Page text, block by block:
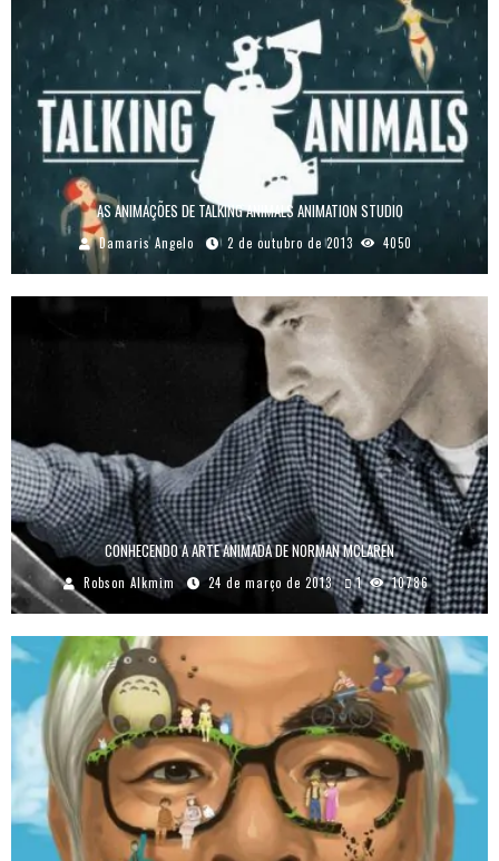
AS ANIMAÇÕES DE TALKING ANIMALS ANIMATION STUDIO
Damaris Angelo 2 de outubro de 2013 4050
CONHECENDO A ARTE ANIMADA DE NORMAN MCLAREN
Robson Alkmim 24 de março de 2013 1 10786